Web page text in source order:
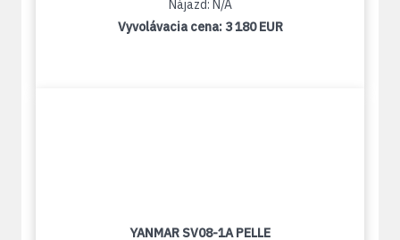
Nájazd: N/A
Vyvolávacia cena: 3 180 EUR
YANMAR SV08-1A PELLE